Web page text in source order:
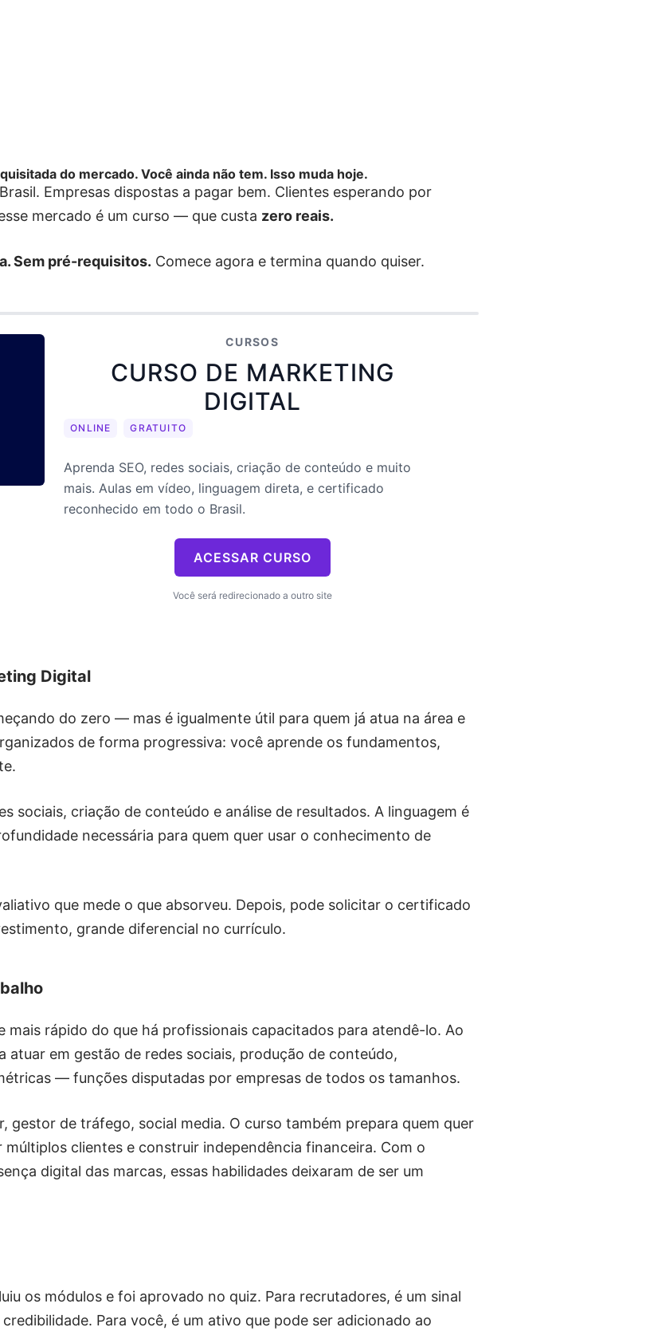
do mercado. Você ainda não tem. Isso muda hoje.
Empresas dispostas a pagar bem. Clientes esperando por
mercado é um curso — que custa zero reais.
Sem pré-requisitos. Comece agora e termina quando quiser.
CURSOS
CURSO DE MARKETING
DIGITAL
ONLINE GRATUITO
Aprenda SEO, redes sociais, criação de conteúdo e muito
mais. Aulas em vídeo, linguagem direta, e certificado
reconhecido em todo o Brasil.
ACESSAR CURSO
Você será redirecionado a outro site
Digital
do zero — mas é igualmente útil para quem já atua na área e
de forma progressiva: você aprende os fundamentos,
sociais, criação de conteúdo e análise de resultados. A linguagem é
necessária para quem quer usar o conhecimento de
que mede o que absorveu. Depois, pode solicitar o certificado
grande diferencial no currículo.
mais rápido do que há profissionais capacitados para atendê-lo. Ao
atuar em gestão de redes sociais, produção de conteúdo,
— funções disputadas por empresas de todos os tamanhos.
gestor de tráfego, social media. O curso também prepara quem quer
clientes e construir independência financeira. Com o
digital das marcas, essas habilidades deixaram de ser um
os módulos e foi aprovado no quiz. Para recrutadores, é um sinal
Para você, é um ativo que pode ser adicionado ao